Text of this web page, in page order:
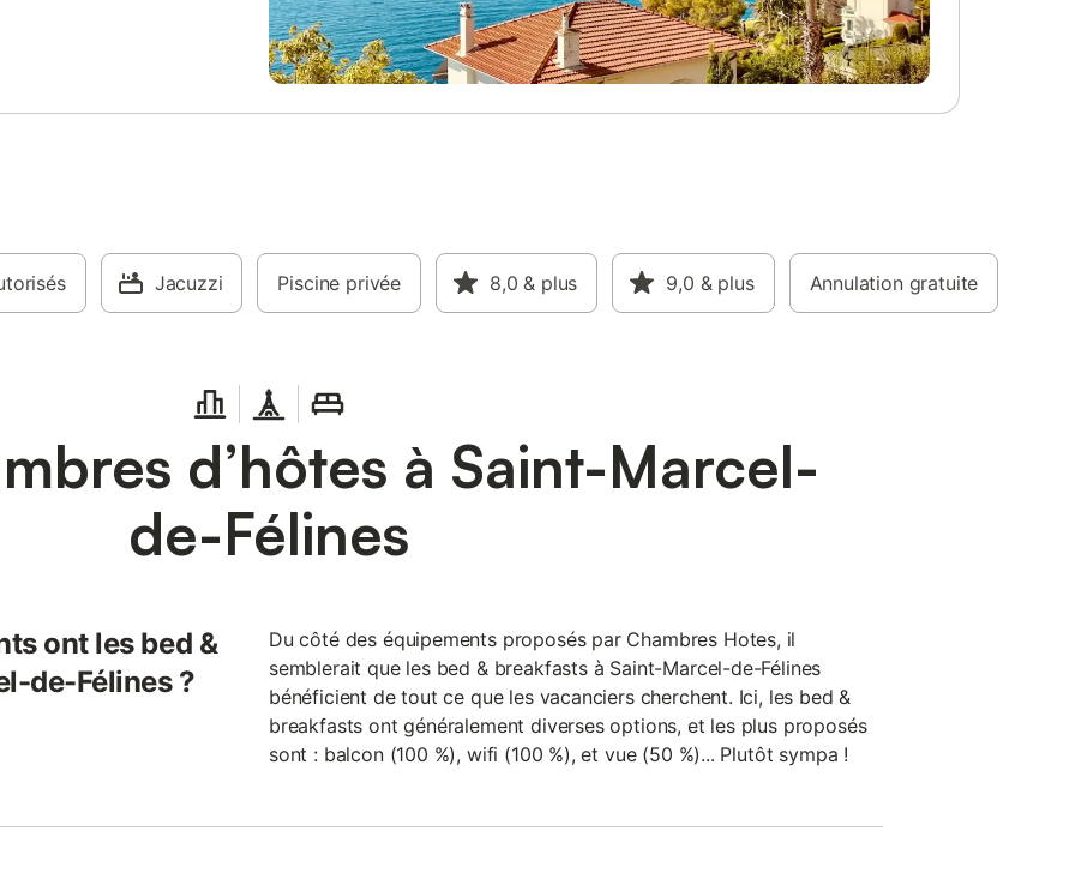
Jacuzzi Piscine privée 8,0 & plus 9,0 & plus Annulation gratuite
d’hôtes à Saint-Marcel-
de-Félines
ont les bed &
de-Félines ?
Du côté des équipements proposés par Chambres Hotes, il
semblerait que les bed & breakfasts à Saint-Marcel-de-Félines
bénéficient de tout ce que les vacanciers cherchent. Ici, les bed &
breakfasts ont généralement diverses options, et les plus proposés
sont : balcon (100 %), wifi (100 %), et vue (50 %)... Plutôt sympa !